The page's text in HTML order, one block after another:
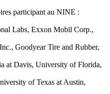
participant au NINE :
Labs, Exxon Mobil Corp.,
Goodyear Tire and Rubber,
at Davis, University of Florida,
of Texas at Austin,